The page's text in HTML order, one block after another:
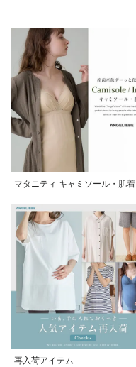
マタニティ キャミソール・肌着
再入荷アイテム